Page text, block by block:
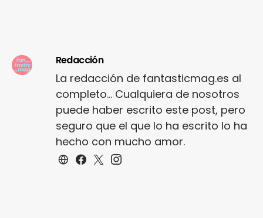
Redacción
La redacción de fantasticmag.es al
completo... Cualquiera de nosotros
puede haber escrito este post, pero
seguro que el que lo ha escrito lo ha
hecho con mucho amor.